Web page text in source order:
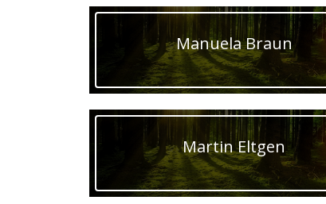
Manuela Braun
Martin Eltgen